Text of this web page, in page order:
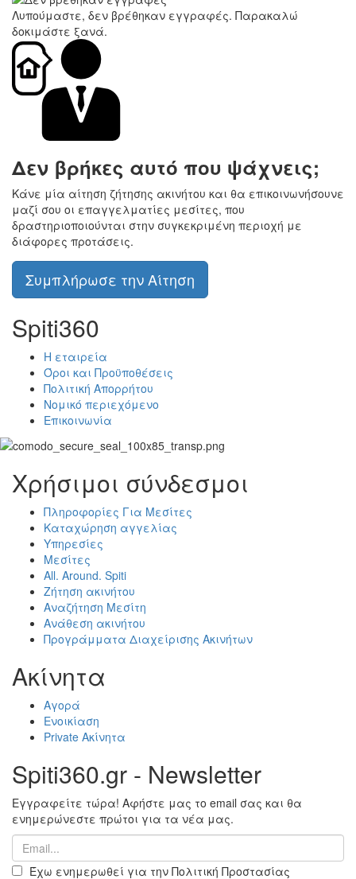
Λυπούμαστε, δεν βρέθηκαν εγγραφές. Παρακαλώ
δοκιμάστε ξανά.
Δεν βρήκες αυτό που ψάχνεις;
Κάνε μία αίτηση ζήτησης ακινήτου και θα επικοινωνήσουνε
μαζί σου οι επαγγελματίες μεσίτες, που
δραστηριοποιούνται στην συγκεκριμένη περιοχή με
διάφορες προτάσεις.
Συμπλήρωσε την Αίτηση
Spiti360
Η εταιρεία
Όροι και Προϋποθέσεις
Πολιτική Απορρήτου
Νομικό περιεχόμενο
Επικοινωνία
Χρήσιμοι σύνδεσμοι
Πληροφορίες Για Μεσίτες
Καταχώρηση αγγελίας
Υπηρεσίες
Μεσίτες
All. Around. Spiti
Ζήτηση ακινήτου
Αναζήτηση Μεσίτη
Ανάθεση ακινήτου
Προγράμματα Διαχείρισης Ακινήτων
Ακίνητα
Αγορά
Ενοικίαση
Private Ακίνητα
Spiti360.gr - Newsletter
Εγγραφείτε τώρα! Αφήστε μας το email σας και θα
ενημερώνεστε πρώτοι για τα νέα μας.
Έχω ενημερωθεί για την Πολιτική Προστασίας